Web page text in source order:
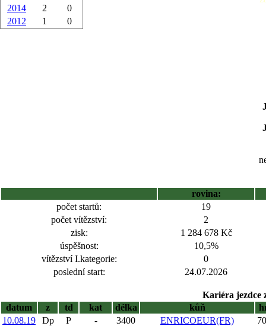
2014
2
0
2012
1 0
rovina:
počet startů:
19
počet vítězství:
2
zisk:
1 284 678 Kč
úspěšnost:
10,5%
vítězství I.kategorie:
0
poslední start:
24.07.2026
Kariéra jezdce
datum
z td kat délka kůň
10.08.19
Dp P - 3400 ENRICOEUR(FR)